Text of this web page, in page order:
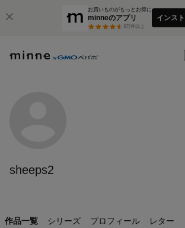
お買いものがもっとお得に
minneのアプリ
3万件以上
インス
sheeps2
作品一覧 シリーズ プロフィール レター